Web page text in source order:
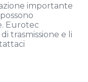
importante
Eurotec
trasmissione e li